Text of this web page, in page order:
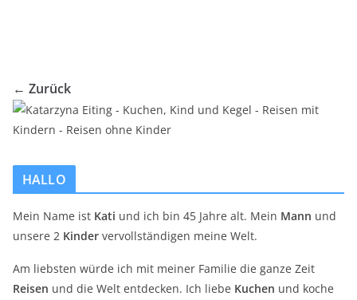
← Zurück
HALLO
Mein Name ist Kati und ich bin 45 Jahre alt. Mein Mann und
unsere 2 Kinder vervollständigen meine Welt.
Am liebsten würde ich mit meiner Familie die ganze Zeit
Reisen und die Welt entdecken. Ich liebe Kuchen und koche